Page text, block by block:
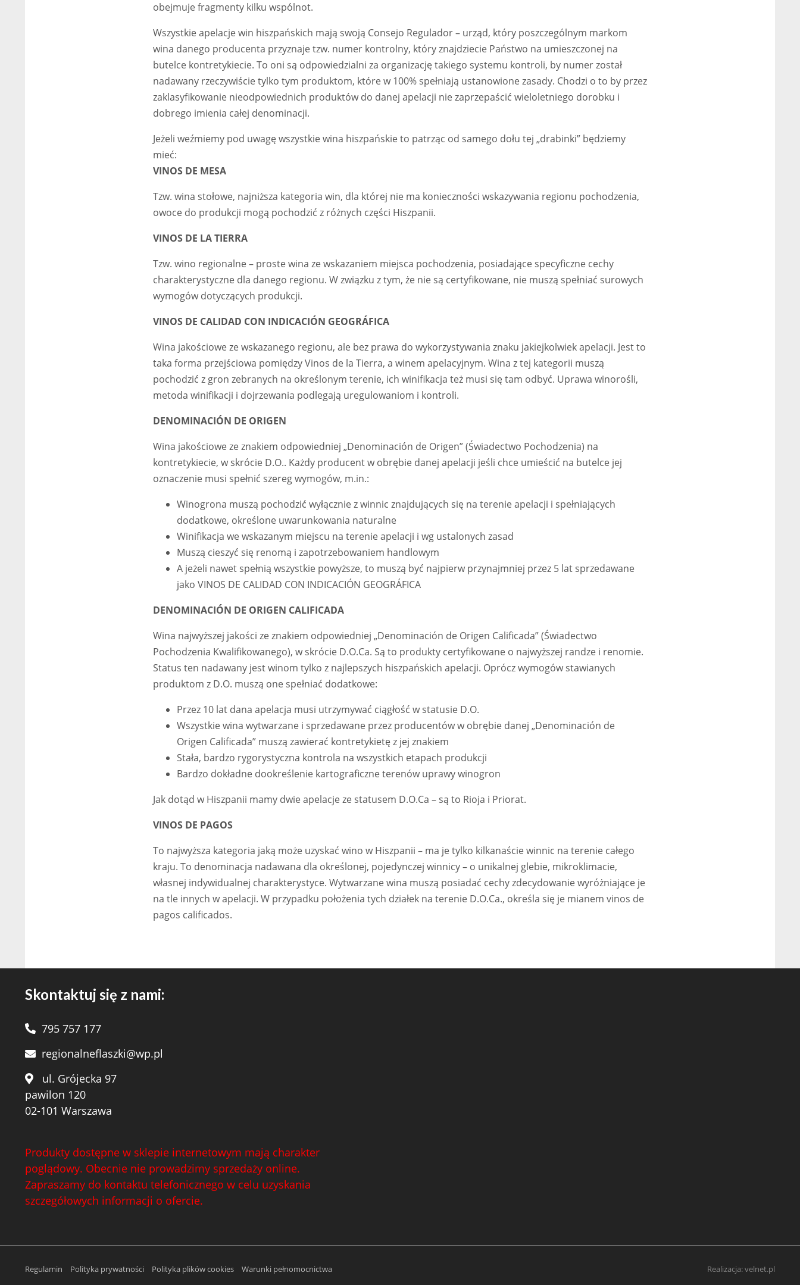
obejmuje fragmenty kilku wspólnot.
Wszystkie apelacje win hiszpańskich mają swoją Consejo Regulador – urząd, który poszczególnym markom
wina danego producenta przyznaje tzw. numer kontrolny, który znajdziecie Państwo na umieszczonej na
butelce kontretykiecie. To oni są odpowiedzialni za organizację takiego systemu kontroli, by numer został
nadawany rzeczywiście tylko tym produktom, które w 100% spełniają ustanowione zasady. Chodzi o to by przez
zaklasyfikowanie nieodpowiednich produktów do danej apelacji nie zaprzepaścić wieloletniego dorobku i
dobrego imienia całej denominacji.
Jeżeli weźmiemy pod uwagę wszystkie wina hiszpańskie to patrząc od samego dołu tej „drabinki” będziemy
mieć:
VINOS DE MESA
Tzw. wina stołowe, najniższa kategoria win, dla której nie ma konieczności wskazywania regionu pochodzenia,
owoce do produkcji mogą pochodzić z różnych części Hiszpanii.
VINOS DE LA TIERRA
Tzw. wino regionalne – proste wina ze wskazaniem miejsca pochodzenia, posiadające specyficzne cechy
charakterystyczne dla danego regionu. W związku z tym, że nie są certyfikowane, nie muszą spełniać surowych
wymogów dotyczących produkcji.
VINOS DE CALIDAD CON INDICACIÓN GEOGRÁFICA
Wina jakościowe ze wskazanego regionu, ale bez prawa do wykorzystywania znaku jakiejkolwiek apelacji. Jest to
taka forma przejściowa pomiędzy Vinos de la Tierra, a winem apelacyjnym. Wina z tej kategorii muszą
pochodzić z gron zebranych na określonym terenie, ich winifikacja też musi się tam odbyć. Uprawa winorośli,
metoda winifikacji i dojrzewania podlegają uregulowaniom i kontroli.
DENOMINACIÓN DE ORIGEN
Wina jakościowe ze znakiem odpowiedniej „Denominación de Origen” (Świadectwo Pochodzenia) na
kontretykiecie, w skrócie D.O.. Każdy producent w obrębie danej apelacji jeśli chce umieścić na butelce jej
oznaczenie musi spełnić szereg wymogów, m.in.:
Winogrona muszą pochodzić wyłącznie z winnic znajdujących się na terenie apelacji i spełniających
dodatkowe, określone uwarunkowania naturalne
Winifikacja we wskazanym miejscu na terenie apelacji i wg ustalonych zasad
Muszą cieszyć się renomą i zapotrzebowaniem handlowym
A jeżeli nawet spełnią wszystkie powyższe, to muszą być najpierw przynajmniej przez 5 lat sprzedawane
jako VINOS DE CALIDAD CON INDICACIÓN GEOGRÁFICA
DENOMINACIÓN DE ORIGEN CALIFICADA
Wina najwyższej jakości ze znakiem odpowiedniej „Denominación de Origen Calificada” (Świadectwo
Pochodzenia Kwalifikowanego), w skrócie D.O.Ca. Są to produkty certyfikowane o najwyższej randze i renomie.
Status ten nadawany jest winom tylko z najlepszych hiszpańskich apelacji. Oprócz wymogów stawianych
produktom z D.O. muszą one spełniać dodatkowe:
Przez 10 lat dana apelacja musi utrzymywać ciągłość w statusie D.O.
Wszystkie wina wytwarzane i sprzedawane przez producentów w obrębie danej „Denominación de
Origen Calificada” muszą zawierać kontretykietę z jej znakiem
Stała, bardzo rygorystyczna kontrola na wszystkich etapach produkcji
Bardzo dokładne dookreślenie kartograficzne terenów uprawy winogron
Jak dotąd w Hiszpanii mamy dwie apelacje ze statusem D.O.Ca – są to Rioja i Priorat.
VINOS DE PAGOS
To najwyższa kategoria jaką może uzyskać wino w Hiszpanii – ma je tylko kilkanaście winnic na terenie całego
kraju. To denominacja nadawana dla określonej, pojedynczej winnicy – o unikalnej glebie, mikroklimacie,
własnej indywidualnej charakterystyce. Wytwarzane wina muszą posiadać cechy zdecydowanie wyróżniające je
na tle innych w apelacji. W przypadku położenia tych działek na terenie D.O.Ca., określa się je mianem vinos de
pagos calificados.
Skontaktuj się z nami:
795 757 177
regionalneflaszki@wp.pl
ul. Grójecka 97
pawilon 120
02-101 Warszawa
Produkty dostępne w sklepie internetowym mają charakter
poglądowy. Obecnie nie prowadzimy sprzedaży online.
Zapraszamy do kontaktu telefonicznego w celu uzyskania
szczegółowych informacji o ofercie.
Regulamin Polityka prywatności Polityka plików cookies Warunki pełnomocnictwa Realizacja:velnet.pl